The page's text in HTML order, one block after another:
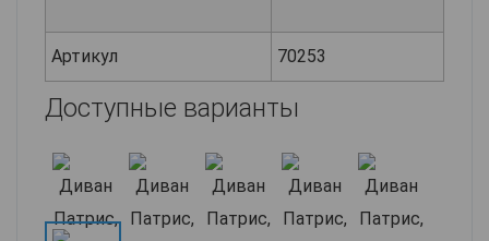
Артикул 70253
Доступные варианты